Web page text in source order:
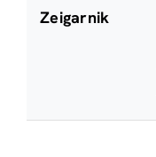
Zeigarnik